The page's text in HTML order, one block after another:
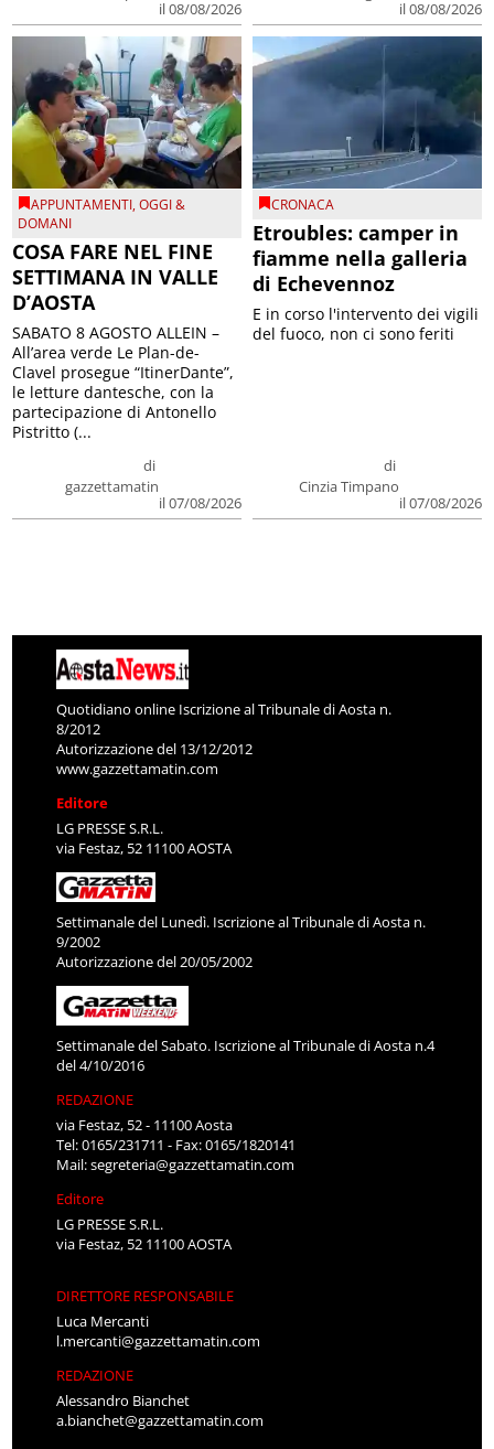
il 08/08/2026
il 08/08/2026
APPUNTAMENTI,OGGI &
DOMANI
COSA FARE NEL FINE
SETTIMANA IN VALLE
D’AOSTA
di
gazzettamatin
il 07/08/2026
SABATO 8 AGOSTO ALLEIN –
All’area verde Le Plan-de-
Clavel prosegue “ItinerDante”,
le letture dantesche, con la
partecipazione di Antonello
Pistritto (...
CRONACA
Etroubles: camper in
fiamme nella galleria
di Echevennoz
di
Cinzia Timpano
il 07/08/2026
E in corso l'intervento dei vigili
del fuoco, non ci sono feriti
Quotidiano online Iscrizione al Tribunale di Aosta n.
8/2012
Autorizzazione del 13/12/2012
www.gazzettamatin.com
Editore
LG PRESSE S.R.L.
via Festaz, 52 11100 AOSTA
Settimanale del Lunedì. Iscrizione al Tribunale di Aosta n.
9/2002
Autorizzazione del 20/05/2002
Settimanale del Sabato. Iscrizione al Tribunale di Aosta n.4
del 4/10/2016
REDAZIONE
via Festaz, 52 - 11100 Aosta
Tel: 0165/231711 - Fax: 0165/1820141
Mail:segreteria@gazzettamatin.com
Editore
LG PRESSE S.R.L.
via Festaz, 52 11100 AOSTA
DIRETTORE RESPONSABILE
Luca Mercanti
l.mercanti@gazzettamatin.com
REDAZIONE
Alessandro Bianchet
a.bianchet@gazzettamatin.com